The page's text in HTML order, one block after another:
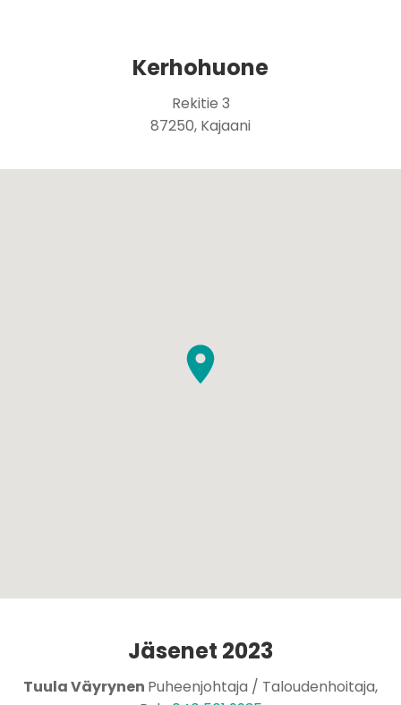
Kerhohuone
Rekitie 3
87250, Kajaani
Jäsenet 2023
Tuula Väyrynen Puheenjohtaja / Taloudenhoitaja,